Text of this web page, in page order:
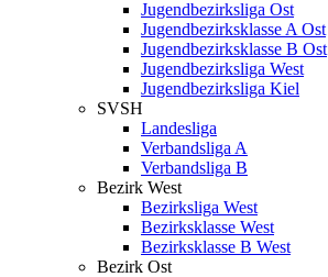
Jugendbezirksliga Ost
Jugendbezirksklasse A Ost
Jugendbezirksklasse B Ost
Jugendbezirksliga West
Jugendbezirksliga Kiel
SVSH
Landesliga
Verbandsliga A
Verbandsliga B
Bezirk West
Bezirksliga West
Bezirksklasse West
Bezirksklasse B West
Bezirk Ost